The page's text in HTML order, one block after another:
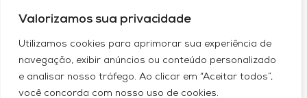
Valorizamos sua privacidade
Utilizamos cookies para aprimorar sua experiência de
navegação, exibir anúncios ou conteúdo personalizado
e analisar nosso tráfego. Ao clicar em “Aceitar todos”,
você concorda com nosso uso de cookies.
Programa de Iniciação Científica
Núcleo de Apoio Psicopedagógico
Regimento
Responsabilidade Social
Núcleo de Atendimento ao Egresso
Plano de Desenvolvimento Institucional (PDI))
Revista Científica Intelleto
Transparência Financeira e Resultados do